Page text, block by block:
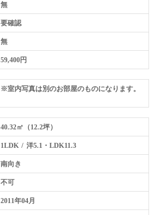
無
要確認
無
59,400円
※室内写真は別のお部屋のものになります。
40.32㎡（12.2坪）
1LDK 洋5.1・LDK11.3
南向き
不可
2011年04月